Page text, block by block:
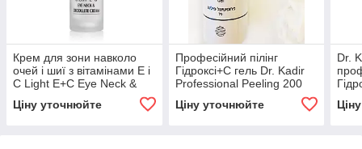
Крем для зони навколо
очей і шиї з вітамінами Е і
С Light E+C Eye Neck &
Decolte Cream Dr. Kadir 30
мл
Ціну уточнюйте
Професійний пілінг
Гідроксі+С гель Dr. Kadir
Professional Peeling 200
Ціну уточнюйте
Dr.